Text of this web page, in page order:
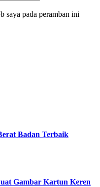
saya pada peramban ini
Badan Terbaik
Gambar Kartun Keren